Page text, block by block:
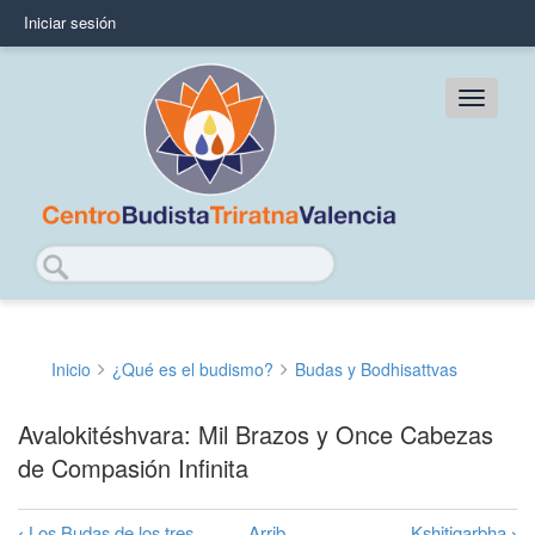
principal
User
Iniciar sesión
Main
Buscar
enlaces
de
ayuda
Inicio ¿Qué es el budismo? Budas y Bodhisattvas
Avalokitéshvara: Mil Brazos y Once Cabezas
de Compasión Infinita